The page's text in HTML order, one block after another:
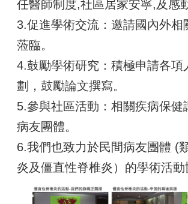
任醫師制度,社區居家安寧,及感
3.促進學術交流：邀請國內外相
蒞臨。
4.鼓勵學術研究：積極申請各項
劃，鼓勵論文撰寫。
5.參與社區活動：相關疾病保健
病友團體。
6.我們也致力於民間病友團體 (
炎及僵直性脊椎炎）的學術活動